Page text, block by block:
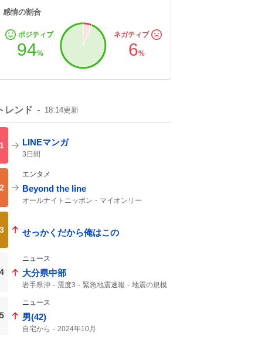
感情の割合
ポジティブ
94%
ネガティブ
6%
トレンド 18:14更新
1 LINEマンガ
3日間
2
エンタメ
Beyond the line
オールナイトニッポン マイオンリー
3 せっかくだから俺はこの
4
ニュース
大分県中部
岩手県沖 震度3 緊急地震速報
地震の規模
震源の深さ
m3.
5
ニュース
男(42)
自宅から 2024年10月